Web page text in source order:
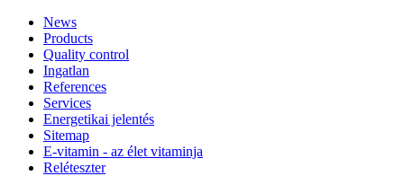
News
Products
Quality control
Ingatlan
References
Services
Energetikai jelentés
Sitemap
E-vitamin - az élet vitaminja
Reléteszter